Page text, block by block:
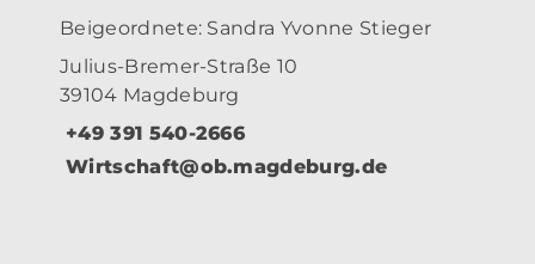
Beigeordnete: Sandra Yvonne Stieger
Julius-Bremer-Straße 10
39104 Magdeburg
+49 391 540-2666
Wirtschaft@ob.magdeburg.de